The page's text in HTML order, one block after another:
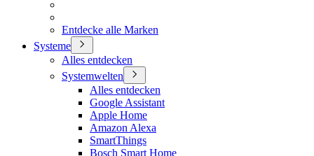
Entdecke alle Marken
Systeme
Alles entdecken
Systemwelten
Alles entdecken
Google Assistant
Apple Home
Amazon Alexa
SmartThings
Bosch Smart Home